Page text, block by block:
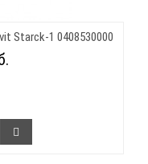
Starck-1 0408530000